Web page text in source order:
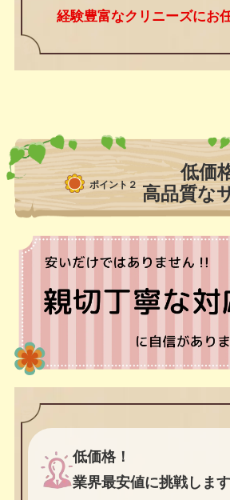
経験豊富なクリニーズにお
ポイント２
低価
高品質な
低価格！
業界最安値に挑戦します